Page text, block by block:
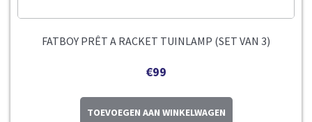
FATBOY PRÊT A RACKET TUINLAMP (SET VAN 3)
€99
TOEVOEGEN AAN WINKELWAGEN